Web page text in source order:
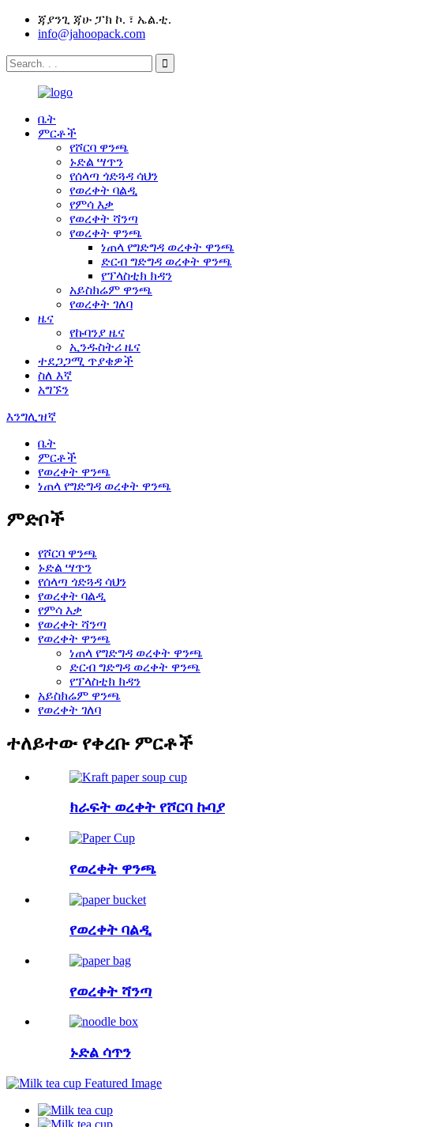
ጃያንጊ ጃሁ ፓክ ኮ. ፣ ኤል.ቲ.
info@jahoopack.com
ቤት
ምርቶች
የሾርባ ዋንጫ
ኑድል ሣጥን
የሰላጣ ጎድጓዳ ሳህን
የወረቀት ባልዲ
የምሳ እቃ
የወረቀት ሻንጣ
የወረቀት ዋንጫ
ነጠላ የግድግዳ ወረቀት ዋንጫ
ድርብ ግድግዳ ወረቀት ዋንጫ
የፕላስቲክ ክዳን
አይስክሬም ዋንጫ
የወረቀት ገለባ
ዜና
የኩባንያ ዜና
ኢንዱስትሪ ዜና
ተደጋጋሚ ጥያቄዎች
ስለ እኛ
አግኙን
እንግሊዝኛ
ቤት
ምርቶች
የወረቀት ዋንጫ
ነጠላ የግድግዳ ወረቀት ዋንጫ
ምድቦች
የሾርባ ዋንጫ
ኑድል ሣጥን
የሰላጣ ጎድጓዳ ሳህን
የወረቀት ባልዲ
የምሳ እቃ
የወረቀት ሻንጣ
የወረቀት ዋንጫ
ነጠላ የግድግዳ ወረቀት ዋንጫ
ድርብ ግድግዳ ወረቀት ዋንጫ
የፕላስቲክ ክዳን
አይስክሬም ዋንጫ
የወረቀት ገለባ
ተለይተው የቀረቡ ምርቶች
ክራፍት ወረቀት የሾርባ ኩባያ
የወረቀት ዋንጫ
የወረቀት ባልዲ
የወረቀት ሻንጣ
ኑድል ሳጥን